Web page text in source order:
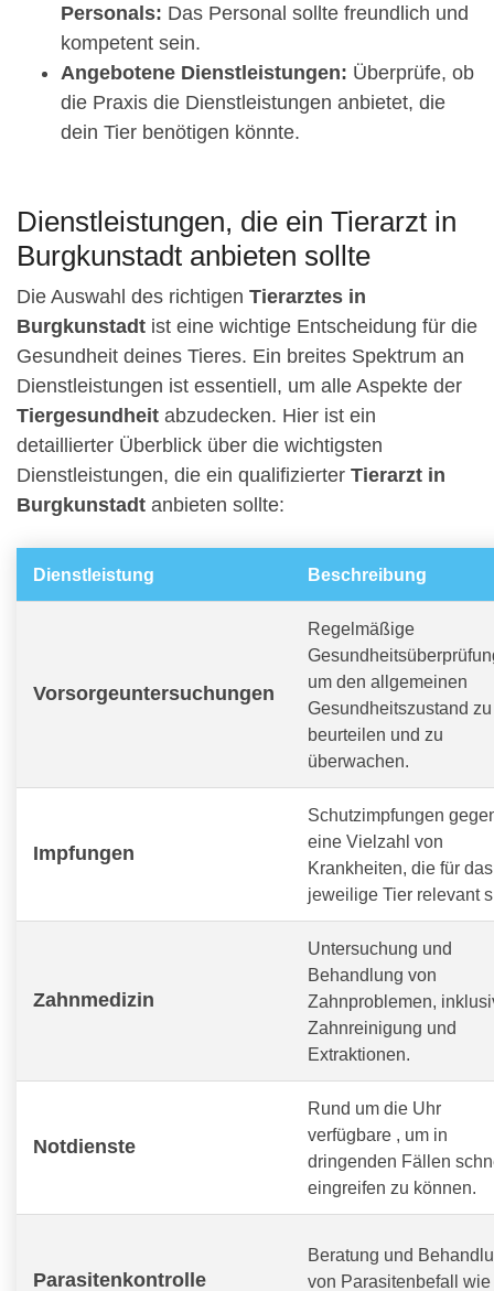
Personals: Das Personal sollte freundlich und
kompetent sein.
Angebotene Dienstleistungen: Überprüfe, ob
die Praxis die Dienstleistungen anbietet, die
dein Tier benötigen könnte.
Dienstleistungen, die ein Tierarzt in
Burgkunstadt anbieten sollte
Die Auswahl des richtigen Tierarztes in
Burgkunstadt ist eine wichtige Entscheidung für die
Gesundheit deines Tieres. Ein breites Spektrum an
Dienstleistungen ist essentiell, um alle Aspekte der
Tiergesundheit abzudecken. Hier ist ein
detaillierter Überblick über die wichtigsten
Dienstleistungen, die ein qualifizierter Tierarzt in
Burgkunstadt anbieten sollte:
Dienstleistung Beschreibung
Vorsorgeuntersuchungen
Regelmäßige
um den allgemeinen
Gesundheitszustand zu
beurteilen und zu
überwachen.
Impfungen
Schutzimpfungen
eine Vielzahl von
Krankheiten, die für das
jeweilige Tier relevant
Zahnmedizin
Untersuchung und
Behandlung von
Zahnproblemen,
Zahnreinigung und
Extraktionen.
Notdienste
Rund um die Uhr
verfügbare , um in
dringenden Fällen
eingreifen zu können.
Parasitenkontrolle
Beratung und
von Parasitenbefall wie